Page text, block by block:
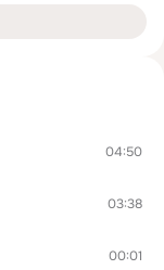
04:50
03:38
00:01